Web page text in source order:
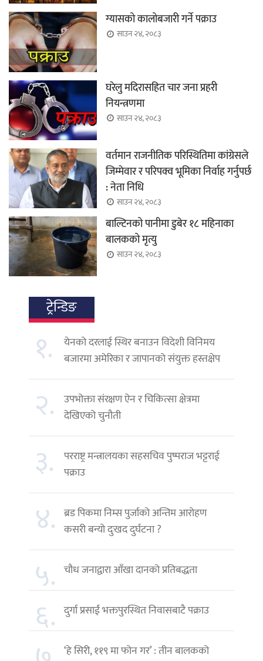
ग्यासको कालोबजारी गर्ने पक्राउ
साउन २४, २०८३
घरेलु मदिरासहित चार जना प्रहरी
नियन्त्रणमा
साउन २४, २०८३
वर्तमान राजनीतिक परिस्थितिमा कांग्रेसले
जिम्मेवार र परिपक्व भूमिका निर्वाह गर्नुपर्छ
: नेता निधि
साउन २४, २०८३
बाल्टिनको पानीमा डुबेर १८ महिनाका
बालकको मृत्यु
साउन २४, २०८३
ट्रेन्डिङ
१.
येनको दरलाई स्थिर बनाउन विदेशी विनिमय
बजारमा अमेरिका र जापानको संयुक्त हस्तक्षेप
२. उपभोक्ता संरक्षण ऐन र चिकित्सा क्षेत्रमा
देखिएको चुनौती
३.
परराष्ट्र मन्त्रालयका सहसचिव पुष्पराज भट्टराई
पक्राउ
४. ब्रड पिकमा निम्स पुर्जाको अन्तिम आरोहण
कसरी बन्यो दुःखद दुर्घटना ?
५. चौध जनाद्वारा आँखा दानको प्रतिबद्धता
६. दुर्गा प्रसाईं भक्तपुरस्थित निवासबाटै पक्राउ
‘हे सिरी, ११९ मा फोन गर’ : तीन बालकको